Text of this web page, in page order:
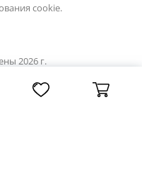
cookie.
2026 г.